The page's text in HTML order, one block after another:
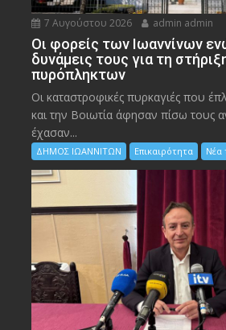
7 Αυγούστου 2026 admin admin
Οι φορείς των Ιωαννίνων
δυνάμεις τους για τη
πυρόπληκτων
Οι καταστροφικές πυρκαγιές που
και την Bοιωτία άφησαν πίσω τους
έχασαν...
ΔΗΜΟΣ ΙΩΑΝΝΙΤΩΝ Επικαιρότητα Νέα